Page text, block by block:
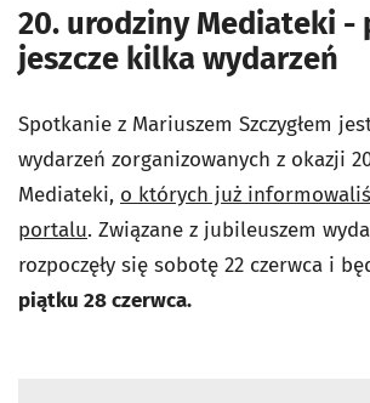
20. urodziny Mediateki -
jeszcze kilka wydarzeń
Spotkanie z Mariuszem Szczygłem
wydarzeń zorganizowanych z okazji
Mediateki, o których już
portalu. Związane z jubileuszem
rozpoczęły się sobotę 22 czerwca i
piątku 28 czerwca.